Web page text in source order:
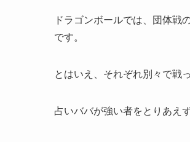
ドラゴンボールでは、団体戦
です。
とはいえ、それぞれ別々で戦
占いババが強い者をとりあえ